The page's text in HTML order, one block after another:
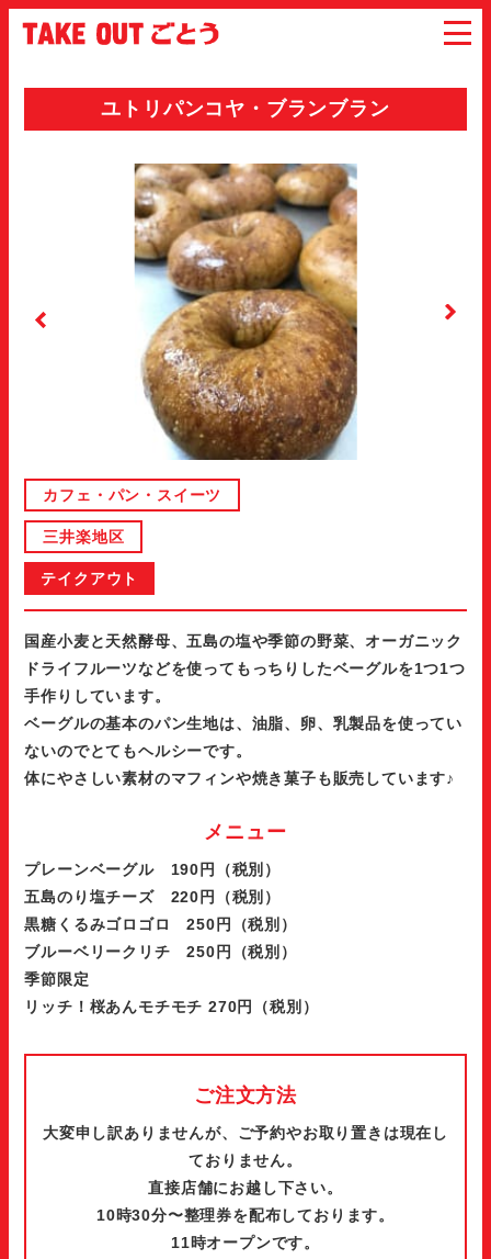
ユトリパンコヤ・ブランブラン
カフェ・パン・スイーツ
三井楽地区
テイクアウト
国産小麦と天然酵母、五島の塩や季節の野菜、オーガニック
ドライフルーツなどを使ってもっちりしたベーグルを1つ1つ
手作りしています。
ベーグルの基本のパン生地は、油脂、卵、乳製品を使ってい
ないのでとてもヘルシーです。
体にやさしい素材のマフィンや焼き菓子も販売しています♪
メニュー
プレーンベーグル 190円（税別）
五島のり塩チーズ 220円（税別）
黒糖くるみゴロゴロ 250円（税別）
ブルーベリークリチ 250円（税別）
季節限定
リッチ！桜あんモチモチ 270円（税別）
ご注文方法
大変申し訳ありませんが、ご予約やお取り置きは現在し
ておりません。
直接店舗にお越し下さい。
10時30分〜整理券を配布しております。
11時オープンです。